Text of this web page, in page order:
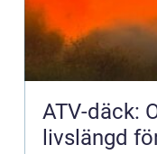
ATV-däck:
livslängd